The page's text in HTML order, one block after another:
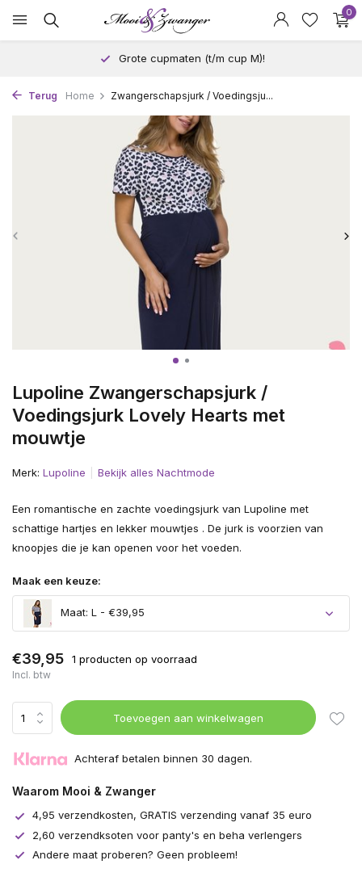
0
Grote cupmaten (t/m cup M)!
Terug Home Zwangerschapsjurk / Voedingsju...
Lupoline Zwangerschapsjurk /
Voedingsjurk Lovely Hearts met
mouwtje
Merk: Lupoline Bekijk alles Nachtmode
Een romantische en zachte voedingsjurk van Lupoline met
schattige hartjes en lekker mouwtjes . De jurk is voorzien van
knoopjes die je kan openen voor het voeden.
Maak een keuze:
Maat: L - €39,95
€39,95 1 producten op voorraad
Incl. btw
Toevoegen aan winkelwagen
Achteraf betalen binnen 30 dagen.
Waarom Mooi & Zwanger
4,95 verzendkosten, GRATIS verzending vanaf 35 euro
2,60 verzendksoten voor panty's en beha verlengers
Andere maat proberen? Geen probleem!